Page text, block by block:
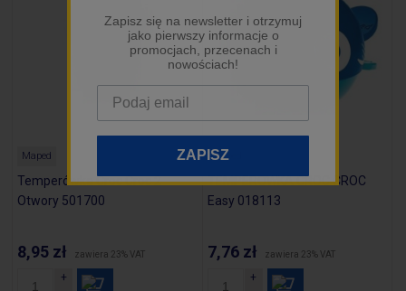
Maped
Temperówka Croc Croc 2
Otwory 501700
8,95 zł zawiera 23% VAT
Maped
TEMPERÓWKA CROC CROC
Easy 018113
7,76 zł zawiera 23% VAT
Zapisz się na newsletter i otrzymuj
jako pierwszy informacje o
promocjach, przecenach i
nowościach!
ZAPISZ